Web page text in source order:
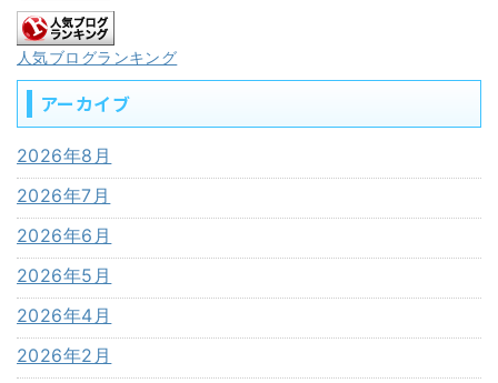
人気ブログランキング
アーカイブ
2026年8月
2026年7月
2026年6月
2026年5月
2026年4月
2026年2月